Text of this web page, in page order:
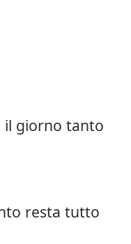
giorno tanto
resta tutto